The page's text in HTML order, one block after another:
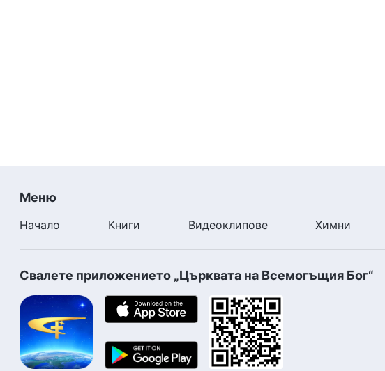
Меню
Начало Книги Видеоклипове Химни
Свалете приложението „Църквата на Всемогъщия Бог“